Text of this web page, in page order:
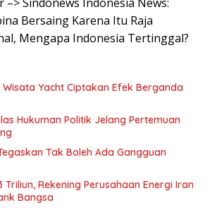
Sindonews Indonesia News:
Bersaing Karena Itu Raja
Mengapa Indonesia Tertinggal?
Yacht Ciptakan Efek Berganda
Hukuman Politik Jelang Pertemuan
Tak Boleh Ada Gangguan
Triliun, Rekening Perusahaan Energi Iran
Bangsa